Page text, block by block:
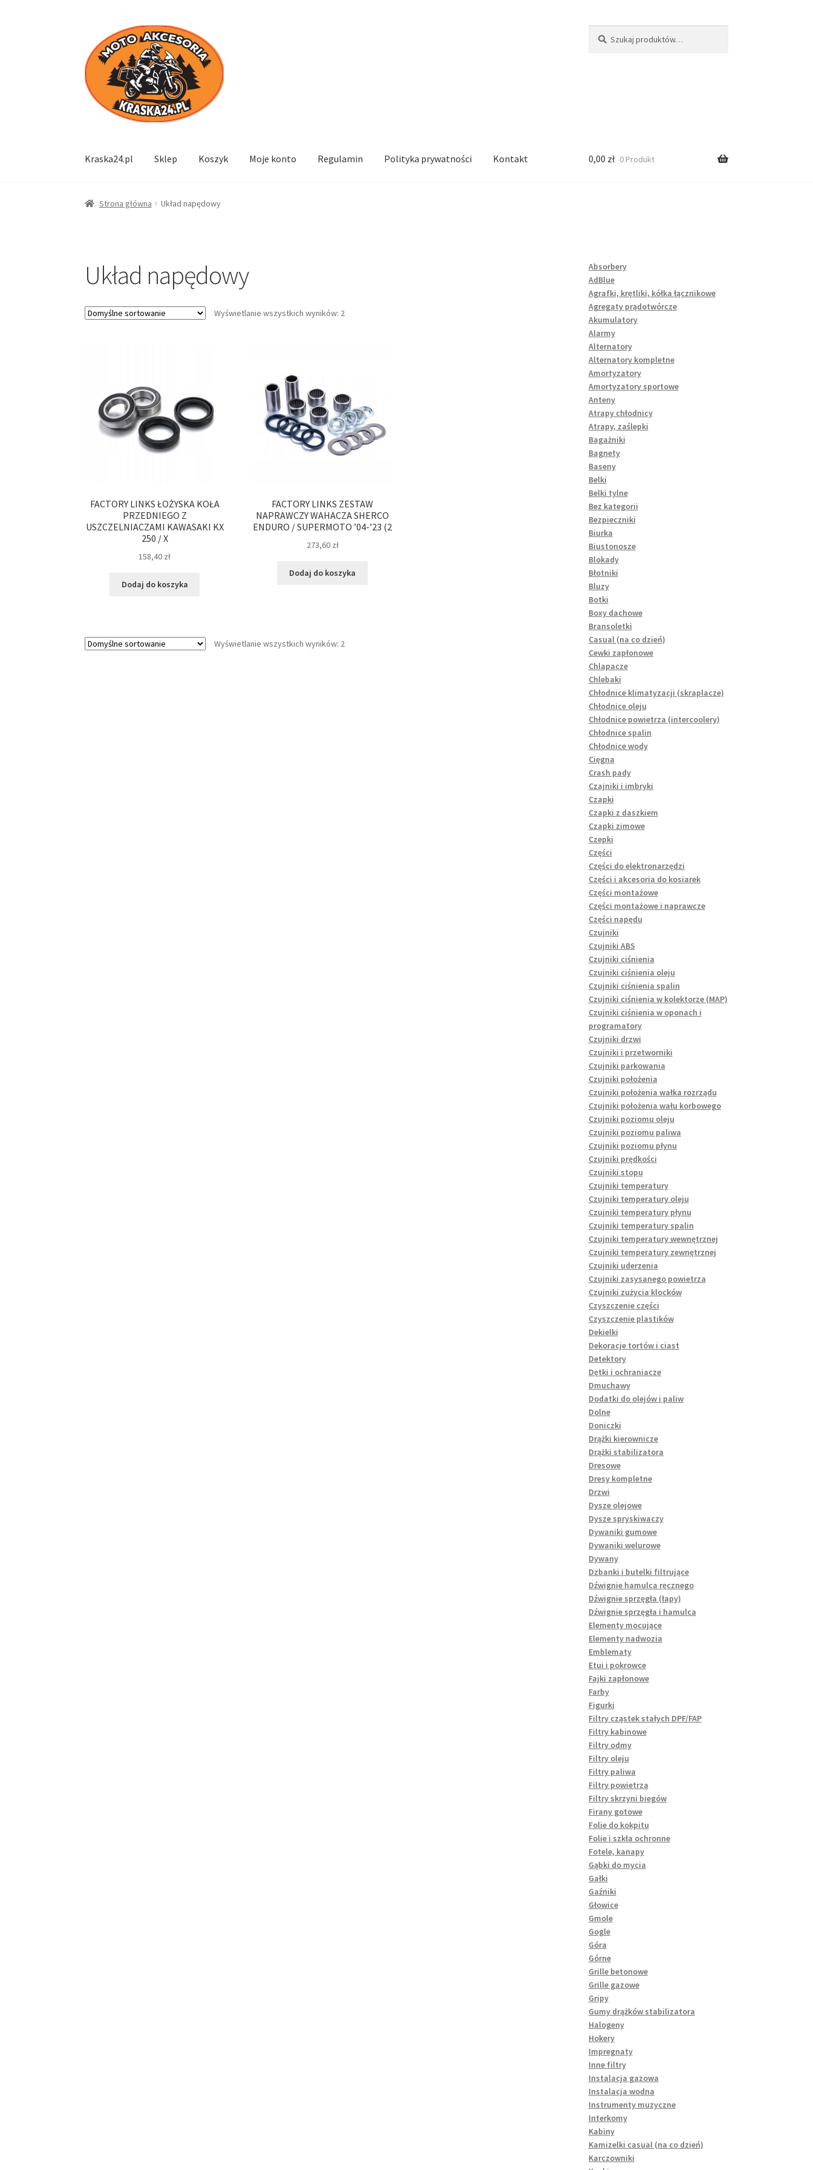
Przejdź
do
nawigacji
Przejdź
do
treści
Kraska24.pl Sklep Koszyk Moje konto Regulamin Polityka prywatności Kontakt 0,00 zł 0 Produkt
Strona główna Układ napędowy
Układ napędowy
Wyświetlanie wszystkich wyników: 2
FACTORY LINKS ŁOŻYSKA KOŁA
PRZEDNIEGO Z
USZCZELNIACZAMI KAWASAKI KX
250 / X
158,40 zł
Dodaj do koszyka
FACTORY LINKS ZESTAW
NAPRAWCZY WAHACZA SHERCO
ENDURO / SUPERMOTO ’04-’23 (2
273,60 zł
Dodaj do koszyka
Wyświetlanie wszystkich wyników: 2
Absorbery
AdBlue
Agrafki, krętliki, kółka łącznikowe
Agregaty prądotwórcze
Akumulatory
Alarmy
Alternatory
Alternatory kompletne
Amortyzatory
Amortyzatory sportowe
Anteny
Atrapy chłodnicy
Atrapy, zaślepki
Bagażniki
Bagnety
Baseny
Belki
Belki tylne
Bez kategorii
Bezpieczniki
Biurka
Biustonosze
Blokady
Błotniki
Bluzy
Botki
Boxy dachowe
Bransoletki
Casual (na co dzień)
Cewki zapłonowe
Chlapacze
Chlebaki
Chłodnice klimatyzacji (skraplacze)
Chłodnice oleju
Chłodnice powietrza (intercoolery)
Chłodnice spalin
Chłodnice wody
Cięgna
Crash pady
Czajniki i imbryki
Czapki
Czapki z daszkiem
Czapki zimowe
Czepki
Części
Części do elektronarzędzi
Części i akcesoria do kosiarek
Części montażowe
Części montażowe i naprawcze
Części napędu
Czujniki
Czujniki ABS
Czujniki ciśnienia
Czujniki ciśnienia oleju
Czujniki ciśnienia spalin
Czujniki ciśnienia w kolektorze (MAP)
Czujniki ciśnienia w oponach i
programatory
Czujniki drzwi
Czujniki i przetworniki
Czujniki parkowania
Czujniki położenia
Czujniki położenia wałka rozrządu
Czujniki położenia wału korbowego
Czujniki poziomu oleju
Czujniki poziomu paliwa
Czujniki poziomu płynu
Czujniki prędkości
Czujniki stopu
Czujniki temperatury
Czujniki temperatury oleju
Czujniki temperatury płynu
Czujniki temperatury spalin
Czujniki temperatury wewnętrznej
Czujniki temperatury zewnętrznej
Czujniki uderzenia
Czujniki zasysanego powietrza
Czujniki zużycia klocków
Czyszczenie części
Czyszczenie plastików
Dekielki
Dekoracje tortów i ciast
Detektory
Dętki i ochraniacze
Dmuchawy
Dodatki do olejów i paliw
Dolne
Doniczki
Drążki kierownicze
Drążki stabilizatora
Dresowe
Dresy kompletne
Drzwi
Dysze olejowe
Dysze spryskiwaczy
Dywaniki gumowe
Dywaniki welurowe
Dywany
Dzbanki i butelki filtrujące
Dźwignie hamulca ręcznego
Dźwignie sprzęgła (łapy)
Dźwignie sprzęgła i hamulca
Elementy mocujące
Elementy nadwozia
Emblematy
Etui i pokrowce
Fajki zapłonowe
Farby
Figurki
Filtry cząstek stałych DPF/FAP
Filtry kabinowe
Filtry odmy
Filtry oleju
Filtry paliwa
Filtry powietrza
Filtry skrzyni biegów
Firany gotowe
Folie do kokpitu
Folie i szkła ochronne
Fotele, kanapy
Gąbki do mycia
Gałki
Gaźniki
Głowice
Gmole
Gogle
Góra
Górne
Grille betonowe
Grille gazowe
Gripy
Gumy drążków stabilizatora
Halogeny
Hokery
Impregnaty
Inne filtry
Instalacja gazowa
Instalacja wodna
Instrumenty muzyczne
Interkomy
Kabiny
Kamizelki casual (na co dzień)
Karczowniki